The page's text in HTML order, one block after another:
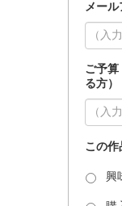
メール
ご予
る方）
この作
興